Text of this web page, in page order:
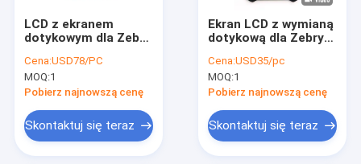
LCD z ekranem
dotykowym dla Zebry
przednią kamerą
Cena:USD78/PC
MOQ:1
Pobierz najnowszą cenę
Skontaktuj się teraz
Ekran LCD z wymianą
dotykową dla Zebry
Cena:USD35/pc
MOQ:1
Pobierz najnowszą cenę
Skontaktuj się teraz